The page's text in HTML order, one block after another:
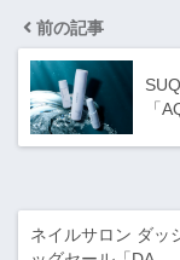
前の記事
「
ネイルサロン ダッ